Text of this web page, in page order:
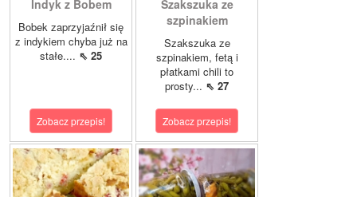
Indyk z Bobem
Bobek zaprzyjaźnił się
z indykiem chyba już na
stałe.... ⇖ 25
Zobacz przepis!
Szakszuka ze
szpinakiem
Szakszuka ze
szpinakiem, fetą i
płatkami chili to
prosty... ⇖ 27
Zobacz przepis!